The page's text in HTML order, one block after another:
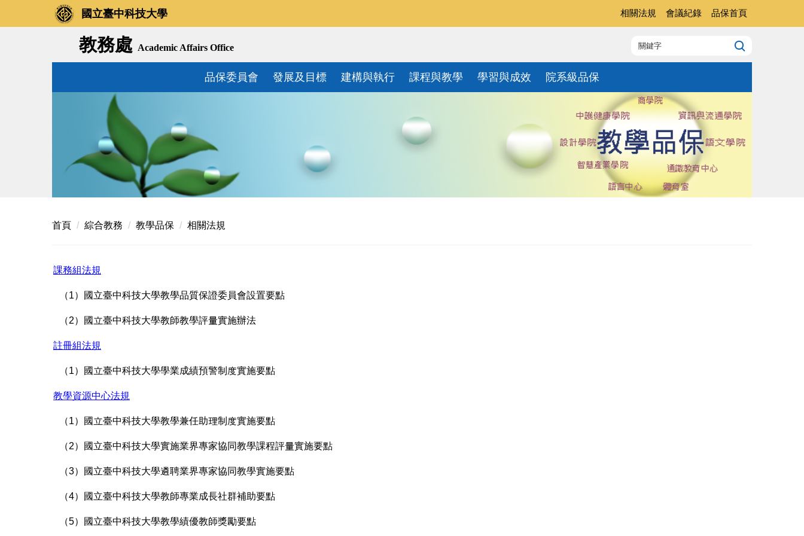
國立臺中科技大學
教務處 Academic Affairs Office
品保委員會 發展及目標 建構與執行 課程與教學 學習與成效 院系級品保
相關法規 會議紀錄 品保首頁
首頁 綜合教務 教學品保 相關法規
課務組法規
（1）國立臺中科技大學教學品質保證委員會設置要點
（2）國立臺中科技大學教師教學評量實施辦法
註冊組法規
（1）國立臺中科技大學學業成績預警制度實施要點
教學資源中心法規
（1）國立臺中科技大學教學兼任助理制度實施要點
（2）國立臺中科技大學實施業界專家協同教學課程評量實施要點
（3）國立臺中科技大學遴聘業界專家協同教學實施要點
（4）國立臺中科技大學教師專業成長社群補助要點
（5）國立臺中科技大學教學績優教師獎勵要點